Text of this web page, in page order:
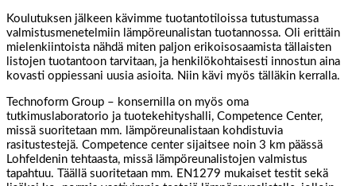
Koulutuksen jälkeen kävimme tuotantotiloissa tutustumassa
valmistusmenetelmiin lämpöreunalistan tuotannossa. Oli erittäin
mielenkiintoista nähdä miten paljon erikoisosaamista tällaisten
listojen tuotantoon tarvitaan, ja henkilökohtaisesti innostun aina
kovasti oppiessani uusia asioita. Niin kävi myös tälläkin kerralla.
Technoform Group – konsernilla on myös oma
tutkimuslaboratorio ja tuotekehityshalli, Competence Center,
missä suoritetaan mm. lämpöreunalistaan kohdistuvia
rasitustestejä. Competence center sijaitsee noin 3 km päässä
Lohfeldenin tehtaasta, missä lämpöreunalistojen valmistus
tapahtuu. Täällä suoritetaan mm. EN1279 mukaiset testit sekä